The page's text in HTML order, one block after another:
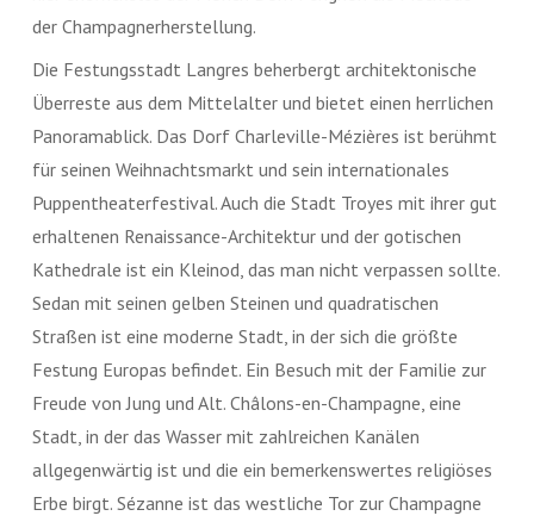
der Champagnerherstellung.
Die Festungsstadt Langres beherbergt architektonische
Überreste aus dem Mittelalter und bietet einen herrlichen
Panoramablick. Das Dorf Charleville-Mézières ist berühmt
für seinen Weihnachtsmarkt und sein internationales
Puppentheaterfestival. Auch die Stadt Troyes mit ihrer gut
erhaltenen Renaissance-Architektur und der gotischen
Kathedrale ist ein Kleinod, das man nicht verpassen sollte.
Sedan mit seinen gelben Steinen und quadratischen
Straßen ist eine moderne Stadt, in der sich die größte
Festung Europas befindet. Ein Besuch mit der Familie zur
Freude von Jung und Alt. Châlons-en-Champagne, eine
Stadt, in der das Wasser mit zahlreichen Kanälen
allgegenwärtig ist und die ein bemerkenswertes religiöses
Erbe birgt. Sézanne ist das westliche Tor zur Champagne